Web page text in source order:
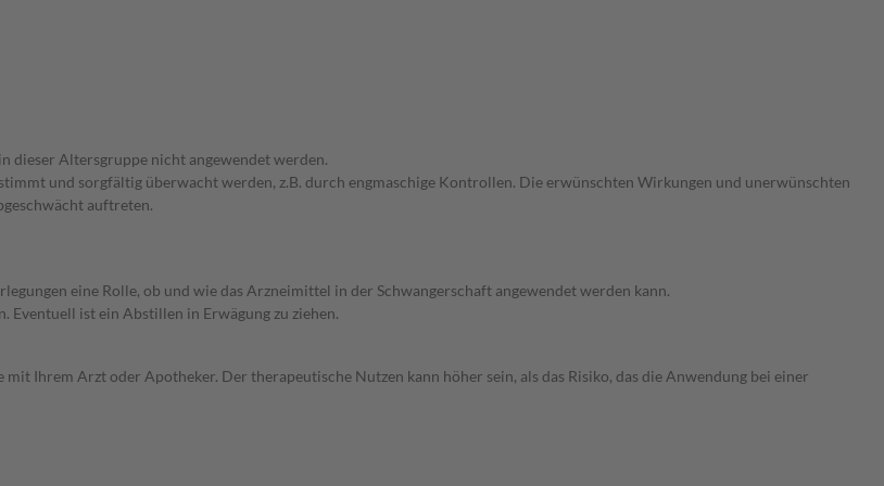
dieser Altersgruppe nicht angewendet werden.
und sorgfältig überwacht werden, z.B. durch engmaschige Kontrollen. Die erwünschten Wirkungen und unerwünschten
auftreten.
eine Rolle, ob und wie das Arzneimittel in der Schwangerschaft angewendet werden kann.
Eventuell ist ein Abstillen in Erwägung zu ziehen.
Ihrem Arzt oder Apotheker. Der therapeutische Nutzen kann höher sein, als das Risiko, das die Anwendung bei einer